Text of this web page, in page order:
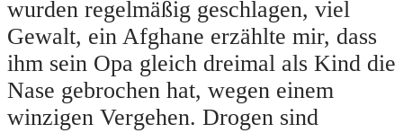
wurden regelmäßig geschlagen, viel
Gewalt, ein Afghane erzählte mir, dass
ihm sein Opa gleich dreimal als Kind die
Nase gebrochen hat, wegen einem
winzigen Vergehen. Drogen sind